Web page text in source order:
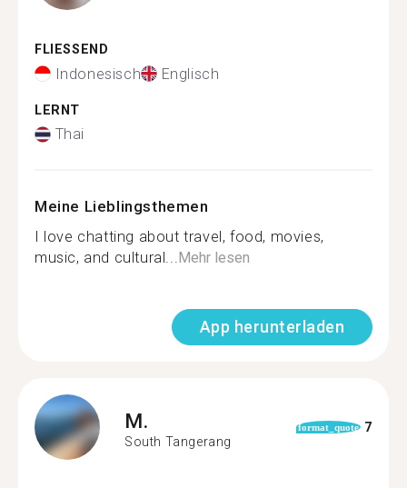
FLIESSEND
Indonesisch Englisch
LERNT
Thai
Meine Lieblingsthemen
I love chatting about travel, food, movies,
music, and cultural...Mehr lesen
App herunterladen
M.
South Tangerang
format_quote 7